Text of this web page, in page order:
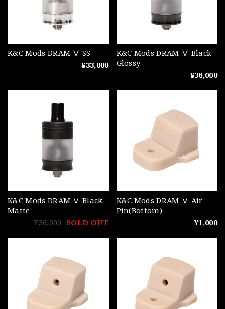
K&C Mods DRAM Ⅴ SS
¥33,000
K&C Mods DRAM Ⅴ Black
Glossy
¥36,000
K&C Mods DRAM Ⅴ Black
Matte
¥36,000 SOLD OUT
K&C Mods DRAM Ⅴ Air
Pin(Bottom)
¥1,000